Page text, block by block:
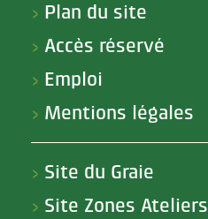
> Plan du site
> Accès réservé
> Emploi
> Mentions légales
> Site du Graie
> Site Zones Ateliers